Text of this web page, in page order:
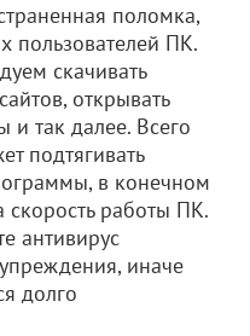
поломка,
пользователей ПК.
скачивать
открывать
так далее. Всего
подтягивать
в конечном
скорость работы ПК.
антивирус
иначе
долго